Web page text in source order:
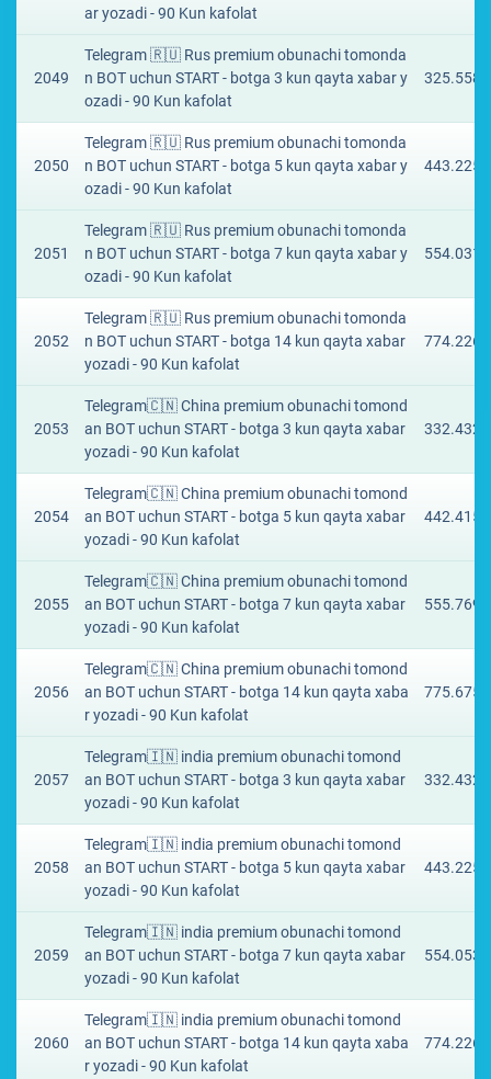
ar yozadi - 90 Kun kafolat
2049
Telegram 🇷🇺 Rus premium obunachi tomonda
n BOT uchun START - botga 3 kun qayta xabar y
ozadi - 90 Kun kafolat
2050
Telegram 🇷🇺 Rus premium obunachi tomonda
n BOT uchun START - botga 5 kun qayta xabar y
ozadi - 90 Kun kafolat
2051
Telegram 🇷🇺 Rus premium obunachi tomonda
n BOT uchun START - botga 7 kun qayta xabar y
ozadi - 90 Kun kafolat
2052
Telegram 🇷🇺 Rus premium obunachi tomonda
n BOT uchun START - botga 14 kun qayta xabar
yozadi - 90 Kun kafolat
2053
Telegram🇨🇳 China premium obunachi tomond
an BOT uchun START - botga 3 kun qayta xabar
yozadi - 90 Kun kafolat
2054
Telegram🇨🇳 China premium obunachi tomond
an BOT uchun START - botga 5 kun qayta xabar
yozadi - 90 Kun kafolat
2055
Telegram🇨🇳 China premium obunachi tomond
an BOT uchun START - botga 7 kun qayta xabar
yozadi - 90 Kun kafolat
2056
Telegram🇨🇳 China premium obunachi tomond
an BOT uchun START - botga 14 kun qayta xaba
r yozadi - 90 Kun kafolat
2057
Telegram🇮🇳 india premium obunachi tomond
an BOT uchun START - botga 3 kun qayta xabar
yozadi - 90 Kun kafolat
2058
Telegram🇮🇳 india premium obunachi tomond
an BOT uchun START - botga 5 kun qayta xabar
yozadi - 90 Kun kafolat
2059
Telegram🇮🇳 india premium obunachi tomond
an BOT uchun START - botga 7 kun qayta xabar
yozadi - 90 Kun kafolat
2060
Telegram🇮🇳 india premium obunachi tomond
an BOT uchun START - botga 14 kun qayta xaba
r yozadi - 90 Kun kafolat